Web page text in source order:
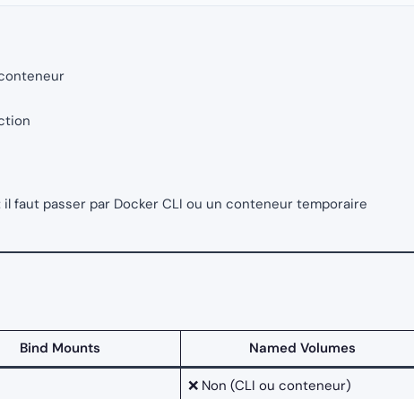
faut passer par Docker CLI ou un conteneur temporaire
Bind Mounts Named Volumes
❌ Non (CLI ou conteneur)